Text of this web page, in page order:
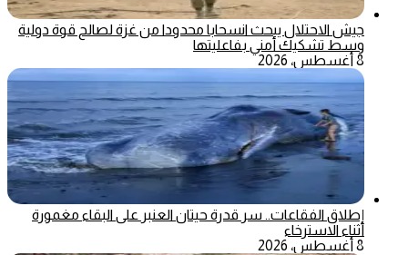
جيش الاحتلال يبحث انسحابا محدودا من غزة لصالح قوة دولية
وسط تشكيك أمني بفاعليتها
8 أغسطس، 2026
إطلاق الفقاعات.. سر قدرة حيتان العنبر على البقاء مغمورة
أثناء الاسترخاء
8 أغسطس، 2026